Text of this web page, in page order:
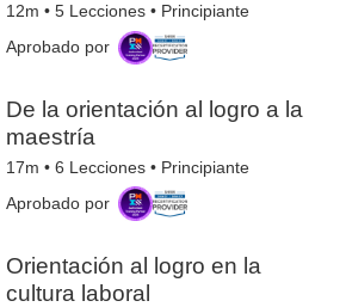
12m •5 Lecciones • Principiante
Aprobado por
De la orientación al logro a la
maestría
17m •6 Lecciones • Principiante
Aprobado por
Orientación al logro en la
cultura laboral